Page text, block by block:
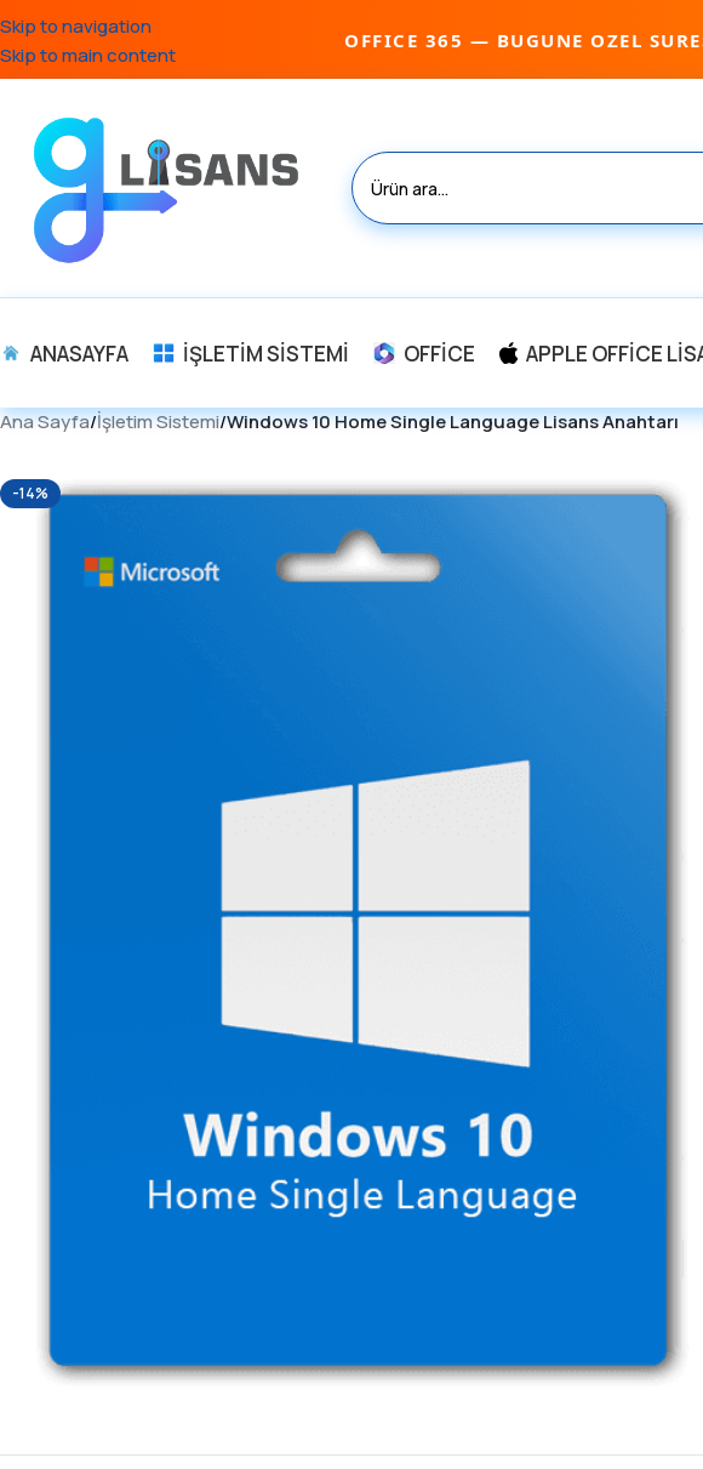
Skip to navigation
Skip to main content
OFFICE 365 — BUGUNE OZEL
ANASAYFA İŞLETIM SISTEMI OFFICE APPLE OFFICE
Ana Sayfa/İşletim Sistemi/Windows 10 Home Single Language Lisans Anahtarı
-14%